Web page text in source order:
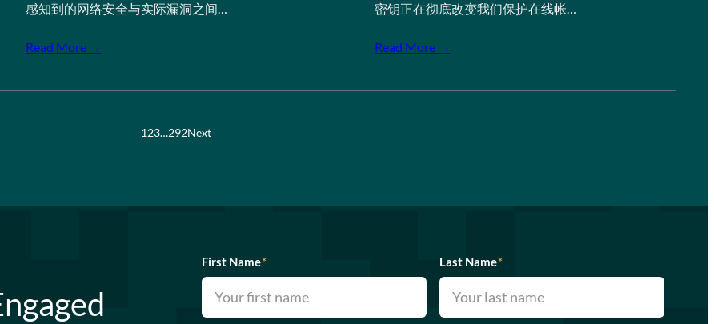
感知到的网络安全与实际漏洞之间…
Read More →
密钥正在彻底改变我们保护在线帐…
Read More →
123…292Next
First Name* Last Name*